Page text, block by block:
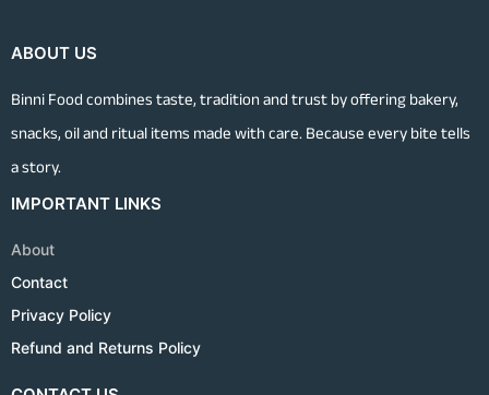
ABOUT US
Binni Food combines taste, tradition and trust by offering bakery,
snacks, oil and ritual items made with care. Because every bite tells
a story.
IMPORTANT LINKS
About
Contact
Privacy Policy
Refund and Returns Policy